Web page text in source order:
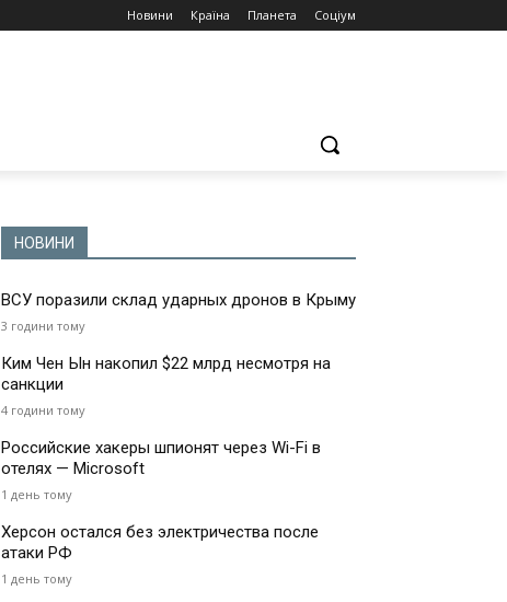
Новини Країна Планета Соціум
НОВИНИ
ВСУ поразили склад ударных дронов в Крыму
3 години тому
Ким Чен Ын накопил $22 млрд несмотря на
санкции
4 години тому
Российские хакеры шпионят через Wi-Fi в
отелях — Microsoft
1 день тому
Херсон остался без электричества после
атаки РФ
1 день тому